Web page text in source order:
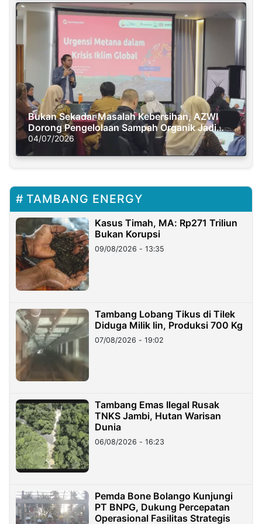
Bukan Sekadar Masalah Kebersihan, AZWI
Dorong Pengelolaan Sampah Organik Jadi
Solusi Krisis Iklim
04/07/2026
TAMBANG ENERGY
Kasus Timah, MA: Rp271 Triliun
Bukan Korupsi
09/08/2026 - 13:35
Tambang Lobang Tikus di Tilek
Diduga Milik Iin, Produksi 700 Kg
07/08/2026 - 19:02
Tambang Emas Ilegal Rusak
TNKS Jambi, Hutan Warisan
Dunia
06/08/2026 - 16:23
Pemda Bone Bolango Kunjungi
PT BNPG, Dukung Percepatan
Operasional Fasilitas Strategis